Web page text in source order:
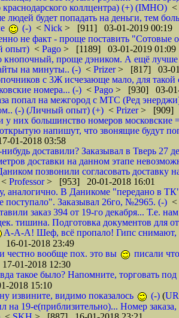
краснодарского коллцентра) (+) (IMHO) <
людей будет попадать на деньги, тем
(-) < Nick > [911] 03-01-2019 00:19
не факт - проще поставить "Сотовые
опыт) < Pago > [1189] 03-01-2019 01:09
кнопочный, проще дэником. А ещё лучше
на минуты.. (-) < Prizer> [817] 03-
с 3Ж исчезающе мало, для такой
номера... (-) < Pago > [930] 03-01-
попал на межгород с МТС (Ред
(-) (Личный опыт) (+) < Prizer> [909]
у них большинство номеров московские
напишут, что звонящие будут
01-2018 03:58
доставили? Заказывал в Тверь 27
доставки на данном этапе
позвонили согласовать доставку
< Professor> [953] 20-01-2018 16:01
аналогично. В Даникоме "передано в
поступало". Заказывал 26го, №2965. (-) <
заказ 394 от 19-го декабря... Т.е.
тишина. Подготовка документов для
А-А-А! Шеф, всё пропало! Гипс снимают,
01-2018 23:49
честно вообще пох. это вы
писали
01-2018 12:30
такое было? Напомните, торговать
2018 15:10
извините, видимо показалось
(-) (
на 19-е(приблизительно)... Номер